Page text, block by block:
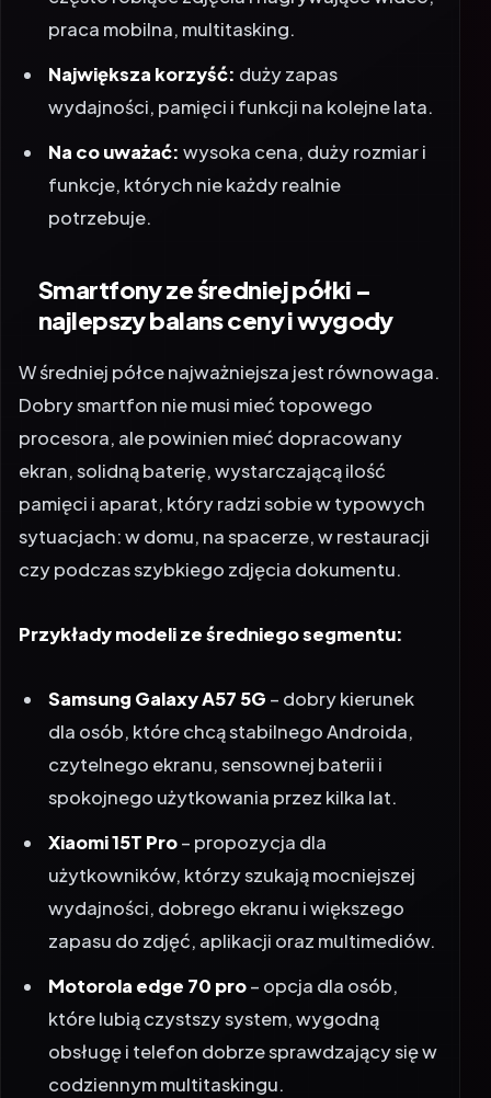
praca mobilna, multitasking.
Największa korzyść: duży zapas
wydajności, pamięci i funkcji na kolejne lata.
Na co uważać: wysoka cena, duży rozmiar i
funkcje, których nie każdy realnie
potrzebuje.
Smartfony ze średniej półki –
najlepszy balans ceny i wygody
W średniej półce najważniejsza jest równowaga.
Dobry smartfon nie musi mieć topowego
procesora, ale powinien mieć dopracowany
ekran, solidną baterię, wystarczającą ilość
pamięci i aparat, który radzi sobie w typowych
sytuacjach: w domu, na spacerze, w restauracji
czy podczas szybkiego zdjęcia dokumentu.
Przykłady modeli ze średniego segmentu:
Samsung Galaxy A57 5G – dobry kierunek
dla osób, które chcą stabilnego Androida,
czytelnego ekranu, sensownej baterii i
spokojnego użytkowania przez kilka lat.
Xiaomi 15T Pro– propozycja dla
użytkowników, którzy szukają mocniejszej
wydajności, dobrego ekranu i większego
zapasu do zdjęć, aplikacji oraz multimediów.
Motorola edge 70 pro– opcja dla osób,
które lubią czystszy system, wygodną
obsługę i telefon dobrze sprawdzający się w
codziennym multitaskingu.